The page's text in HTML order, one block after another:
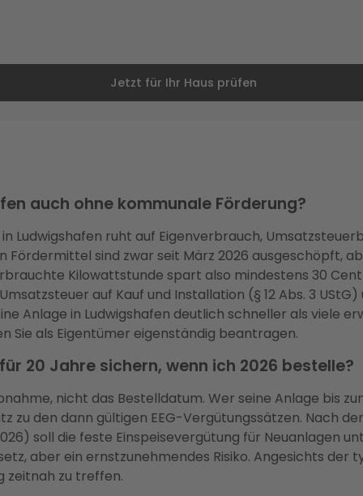
Jetzt für Ihr Haus prüfen
auch ohne kommunale Förderung?
Ludwigshafen ruht auf Eigenverbrauch,
Fördermittel sind zwar seit März 2026 ausgeschöpft,
Kilowattstunde spart also mindestens 30
auf Kauf und Installation (§ 12 Abs. 3
Anlage in Ludwigshafen deutlich schneller als viele
Sie als Eigentümer eigenständig beantragen.
20 Jahre sichern, wenn ich 2026 bestelle?
nicht das Bestelldatum. Wer seine Anlage bis
zu den dann gültigen EEG-Vergütungssätzen. Nach
soll die feste Einspeisevergütung für Neuanlagen
aber ein ernstzunehmendes Risiko. Angesichts der
zeitnah zu treffen.